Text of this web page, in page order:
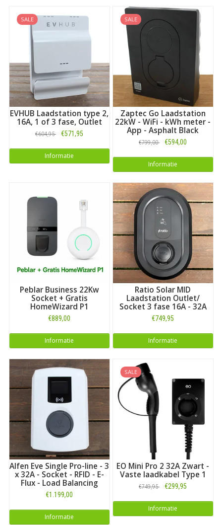
SALE
EVHUB Laadstation type 2,
16A, 1 of 3 fase, Outlet
€604,95 €571,95
Informatie
SALE
Zaptec Go Laadstation
22kW - WiFi - kWh meter -
App - Asphalt Black
€799,00 €594,00
Informatie
Peblar Business 22Kw
Socket + Gratis
HomeWizard P1
€889,00
Informatie
Ratio Solar MID
Laadstation Outlet/
Socket 3 fase 16A - 32A
€749,95
Informatie
Alfen Eve Single Pro-line - 3
x 32A - Socket - RFID - E-
Flux - Load Balancing
€1.199,00
Informatie
SALE
EO Mini Pro 2 32A Zwart -
Vaste laadkabel Type 1
€749,95 €299,95
Informatie